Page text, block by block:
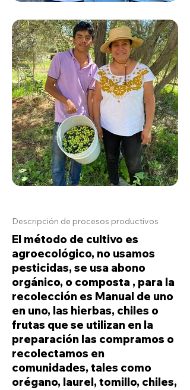
Descripción de procesos productivos
El método de cultivo es
agroecológico, no usamos
pesticidas, se usa abono
orgánico, o composta , para la
recolección es Manual de uno
en uno, las hierbas, chiles o
frutas que se utilizan en la
preparación las compramos o
recolectamos en
comunidades, tales como
orégano, laurel, tomillo, chiles,